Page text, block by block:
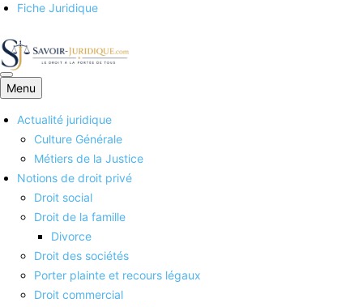
Fiche Juridique
Savoirs juridiques
Menu
Actualité juridique
Culture Générale
Métiers de la Justice
Notions de droit privé
Droit social
Droit de la famille
Divorce
Droit des sociétés
Porter plainte et recours légaux
Droit commercial